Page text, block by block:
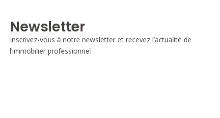
Newsletter
Inscrivez-vous à notre newsletter et recevez l’actualité de
l’immobilier professionnel